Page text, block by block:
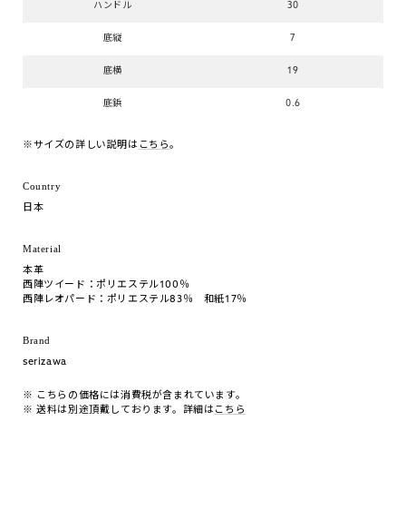
ハンドル 30
底縦 7
底横 19
底鋲 0.6
※サイズの詳しい説明は こちら。
Country
日本
Material
本革
西陣ツイード：ポリエステル100％
西陣レオパード：ポリエステル83％ 和紙17％
Brand
serizawa
※ こちらの価格には消費税が含まれています。
※ 送料は別途頂戴しております。詳細は こちら